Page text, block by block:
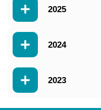
2025
2024
2023